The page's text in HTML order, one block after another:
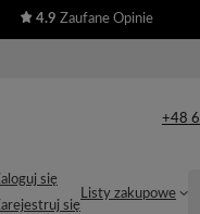
4.9 Zaufane Opinie
+48
się
się
Listy zakupowe